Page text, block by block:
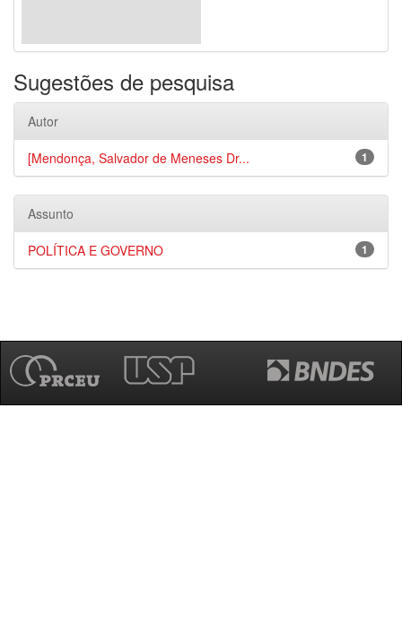
Sugestões de pesquisa
Autor
1
[Mendonça, Salvador de Meneses Dr...
Assunto
1
POLÍTICA E GOVERNO